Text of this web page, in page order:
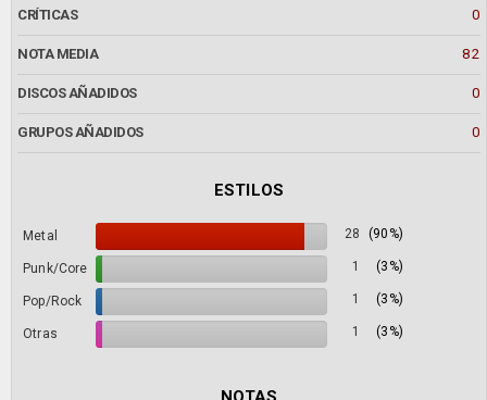
CRÍTICAS 0
NOTA MEDIA 82
DISCOS AÑADIDOS 0
GRUPOS AÑADIDOS 0
ESTILOS
Metal 28 (90%)
Punk/Core 1 (3%)
Pop/Rock 1 (3%)
Otras 1 (3%)